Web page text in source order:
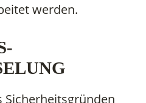
werden.
Sicherheitsgründen